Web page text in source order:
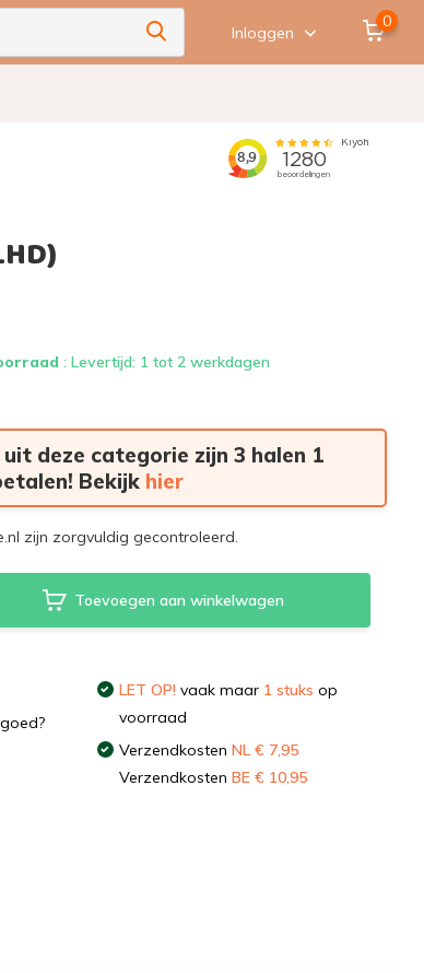
Inloggen
0
: Levertijd: 1 tot 2 werkdagen
deze categorie zijn 3 halen 1
Bekijk hier
zijn zorgvuldig gecontroleerd.
Toevoegen aan winkelwagen
LET OP!vaak maar 1 stuks op
voorraad
Verzendkosten NL € 7,95
Verzendkosten BE € 10,95